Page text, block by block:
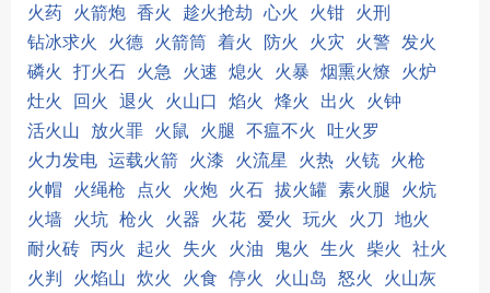
火药
火箭炮 香火 趁火抢劫 心火 火钳
火刑
钻冰求火
火德 火箭筒 着火 防火 火灾 火警
发火
磷火
打火石 火急 火速 熄火 火暴 烟熏火燎
火炉
灶火
回火 退火 火山口 焰火 烽火 出火
火钟
活火山
放火罪 火鼠 火腿 不瘟不火
吐火罗
火力发电 运载火箭 火漆 火流星 火热 火铳
火枪
火帽
火绳枪 点火 火炮 火石 拔火罐 素火腿
火炕
火墙
火坑 枪火 火器 火花 爱火 玩火 火刀
地火
耐火砖 丙火 起火 失火 火油 鬼火 生火 柴火
社火
火判
火焰山 炊火 火食 停火 火山岛 怒火
火山灰